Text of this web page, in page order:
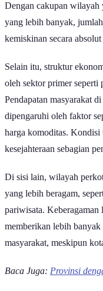
Dengan cakupan wilayah
yang lebih banyak,
kemiskinan secara
Selain itu, struktur
oleh sektor primer seperti
Pendapatan masyarakat
dipengaruhi oleh faktor
harga komoditas. Kondisi
kesejahteraan sebagian
Di sisi lain, wilayah
yang lebih beragam,
pariwisata. Keberagaman
memberikan lebih
masyarakat, meskipun
Baca Juga: Provinsi